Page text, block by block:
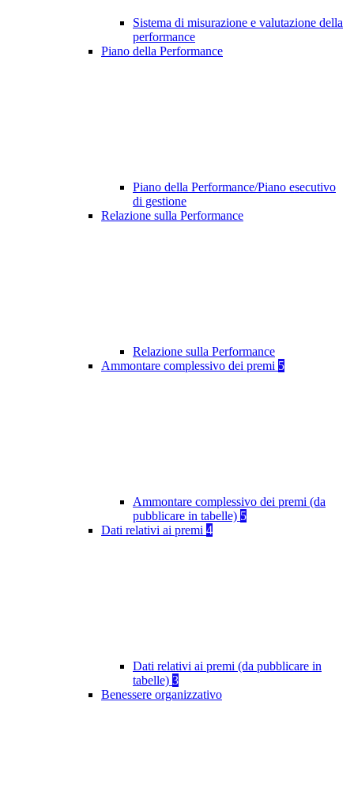
Sistema di misurazione e valutazione della
performance
Piano della Performance
Piano della Performance/Piano esecutivo
di gestione
Relazione sulla Performance
Relazione sulla Performance
Ammontare complessivo dei premi 5
Ammontare complessivo dei premi (da
pubblicare in tabelle) 5
Dati relativi ai premi 4
Dati relativi ai premi (da pubblicare in
tabelle) 3
Benessere organizzativo